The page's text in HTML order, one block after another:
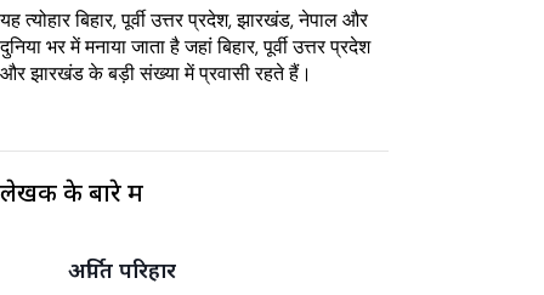
यह त्योहार बिहार, पूर्वी उत्तर प्रदेश, झारखंड, नेपाल और
दुनिया भर में मनाया जाता है जहां बिहार, पूर्वी उत्तर प्रदेश
और झारखंड के बड़ी संख्या में प्रवासी रहते हैं।
लेखक के बारे में
अर्पित परिहार